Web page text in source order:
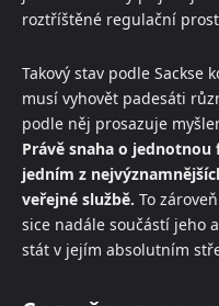
roztříštěné regulační
Takový stav podle
musí vyhovět padesáti
podle něj prosazuje
Právě snaha o
jedním z
veřejné službě. To
sice nadále součástí jeho
stát v jejím absolutním